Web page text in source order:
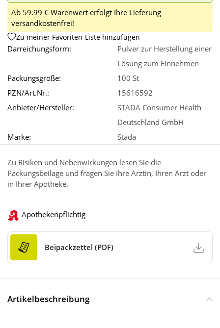
Ab 59.99 € Warenwert erfolgt Ihre Lieferung
versandkostenfrei!
Zu meiner Favoriten-Liste hinzufügen
Darreichungsform:
Pulver zur Herstellung einer
Lösung zum Einnehmen
Packungsgröße:
100 St
PZN/Art.Nr.:
15616592
Anbieter/Hersteller:
STADA Consumer Health
Deutschland GmbH
Marke:
Stada
Zu Risiken und Nebenwirkungen lesen Sie die
Packungsbeilage und fragen Sie Ihre Ärztin, Ihren Arzt oder
in Ihrer Apotheke.
Apothekenpflichtig
Beipackzettel (PDF)
Artikelbeschreibung